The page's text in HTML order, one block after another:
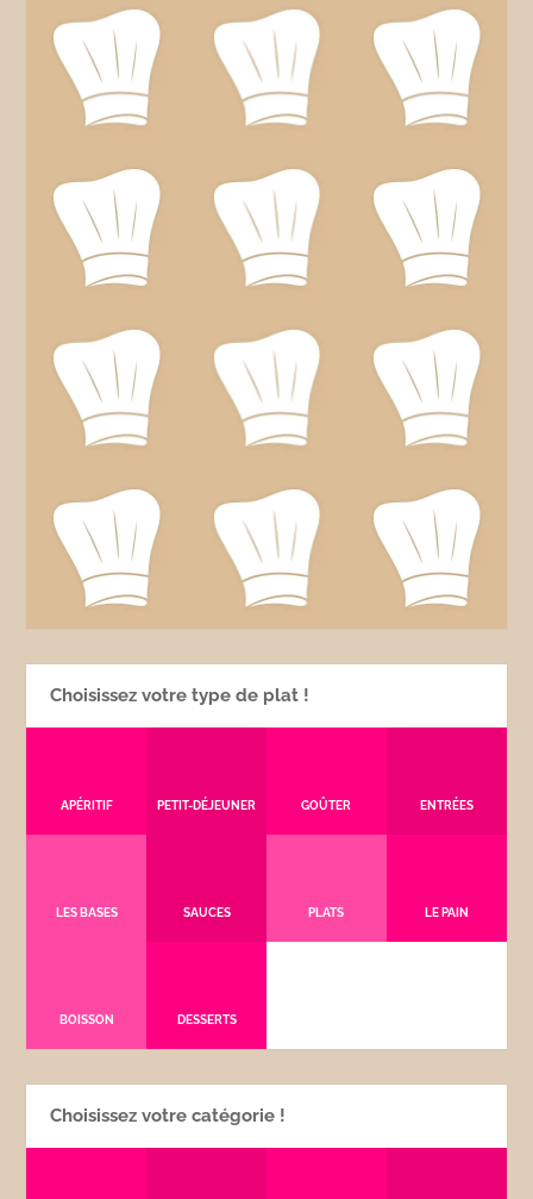
Choisissez votre type de plat !
APÉRITIF PETIT-DÉJEUNER GOÛTER ENTRÉES
LES BASES SAUCES PLATS LE PAIN
BOISSON DESSERTS
Choisissez votre catégorie !